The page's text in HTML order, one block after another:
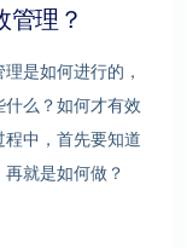
管理？
是如何进行的，
么？如何才有效
中，首先要知道
就是如何做？